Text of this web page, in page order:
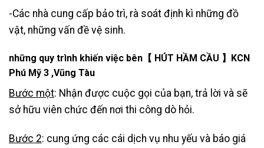
-Các nhà cung cấp bảo trì, rà soát định kì những đồ
vật, những vấn đề vệ sinh.
những quy trình khiến việc bên【 HÚT HẦM CẦU 】KCN
Phú Mỹ 3 ,Vũng Tàu
Bước một: Nhận được cuộc gọi của bạn, trả lời và sẽ
sở hữu viên chức đến nơi thi công dò hỏi.
Bước 2: cung ứng các cái dịch vụ nhu yếu và báo giá